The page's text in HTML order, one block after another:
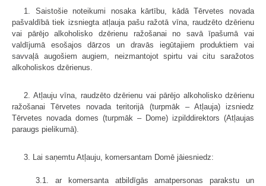
1. Saistošie noteikumi nosaka kārtību, kādā Tērvetes novada
pašvaldībā tiek izsniegta atļauja pašu ražotā vīna, raudzēto dzērienu
vai pārējo alkoholisko dzērienu ražošanai no savā īpašumā vai
valdījumā esošajos dārzos un dravās iegūtajiem produktiem vai
savvaļā augošiem augiem, neizmantojot spirtu vai citu saražotos
alkoholiskos dzērienus.
2. Atļauju vīna, raudzēto dzērienu vai pārējo alkoholisko dzērienu
ražošanai Tērvetes novada teritorijā (turpmāk – Atļauja) izsniedz
Tērvetes novada domes (turpmāk – Dome) izpilddirektors (Atļaujas
paraugs pielikumā).
3. Lai saņemtu Atļauju, komersantam Domē jāiesniedz:
3.1. ar komersanta atbildīgās amatpersonas parakstu un